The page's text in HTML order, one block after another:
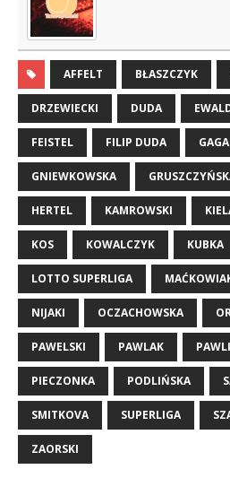
AFFELT BŁASZCZYK
DRZEWIECKI DUDA
FEISTEL FILIP DUDA
GNIEWKOWSKA
HERTEL KAMROWSKI
KOS KOWALCZYK KUBKA
LOTTO SUPERLIGA
NIJAKI OCZACHOWSKA
PAWELSKI PAWLAK
PIECZONKA PODLIŃSKA
SMITKOVA SUPERLIGA
ZAORSKI